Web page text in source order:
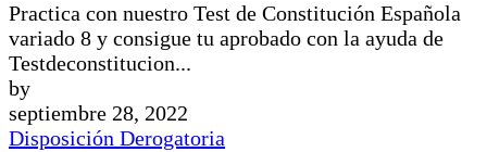
Practica con nuestro Test de Constitución Española
variado 8 y consigue tu aprobado con la ayuda de
Testdeconstitucion...
by
septiembre 28, 2022
Disposición Derogatoria